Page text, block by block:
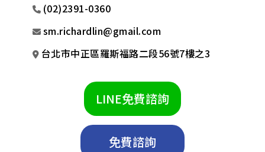
(02)2391-0360
sm.richardlin@gmail.com
台北市中正區羅斯福路二段56號7樓之3
LINE免費諮詢
免費諮詢